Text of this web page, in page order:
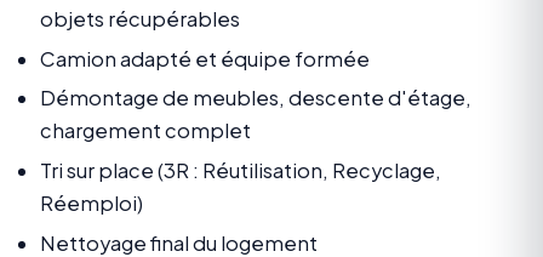
objets récupérables
Camion adapté et équipe formée
Démontage de meubles, descente d'étage,
chargement complet
Tri sur place (3R : Réutilisation, Recyclage,
Réemploi)
Nettoyage final du logement